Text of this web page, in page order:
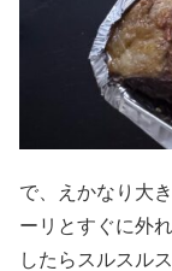
で、えかなり大
ーリとすぐに外
したらスルスル